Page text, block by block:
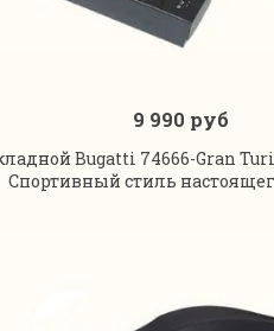
В корзину
9 990 руб
Bugatti 74666-Gran
Спортивный стиль